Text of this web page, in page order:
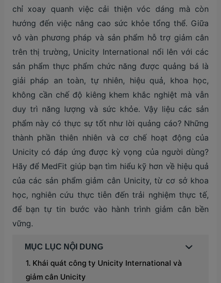
chỉ xoay quanh việc cải thiện vóc dáng mà còn
hướng đến việc nâng cao sức khỏe tổng thể. Giữa
vô vàn phương pháp và sản phẩm hỗ trợ giảm cân
trên thị trường, Unicity International nổi lên với các
sản phẩm thực phẩm chức năng được quảng bá là
giải pháp an toàn, tự nhiên, hiệu quả, khoa học,
không cần chế độ kiêng khem khắc nghiệt mà vẫn
duy trì năng lượng và sức khỏe. Vậy liệu các sản
phẩm này có thực sự tốt như lời quảng cáo? Những
thành phần thiên nhiên và cơ chế hoạt động của
Unicity có đáp ứng được kỳ vọng của người dùng?
Hãy để MedFit giúp bạn tìm hiểu kỹ hơn về hiệu quả
của các sản phẩm giảm cân Unicity, từ cơ sở khoa
học, nghiên cứu thực tiễn đến trải nghiệm thực tế,
để bạn tự tin bước vào hành trình giảm cân bền
vững.
MỤC LỤC NỘI DUNG
Khái quát công ty Unicity International và
giảm cân Unicity